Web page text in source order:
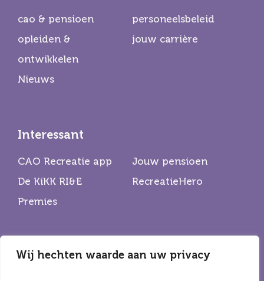
Wij hechten waarde aan uw privacy
cao & pensioen
personeelsbeleid
opleiden &
ontwikkelen
jouw carrière
Nieuws
Interessant
CAO Recreatie app
Jouw pensioen
De KiKK RI&E
RecreatieHero
Premies
Partners